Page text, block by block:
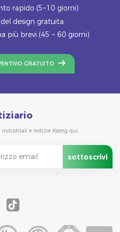
rapido (5~10 giorni)
design gratuita
più brevi (45 ~ 60 giorni)
GRATUITO
e notizie Kseng qui.